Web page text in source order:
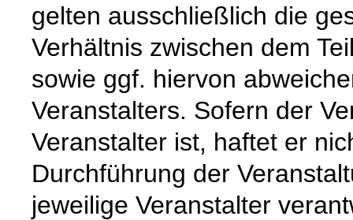
gelten ausschließlich die
Verhältnis zwischen dem
sowie ggf. hiervon
Veranstalters. Sofern der
Veranstalter ist, haftet er
Durchführung der
jeweilige Veranstalter